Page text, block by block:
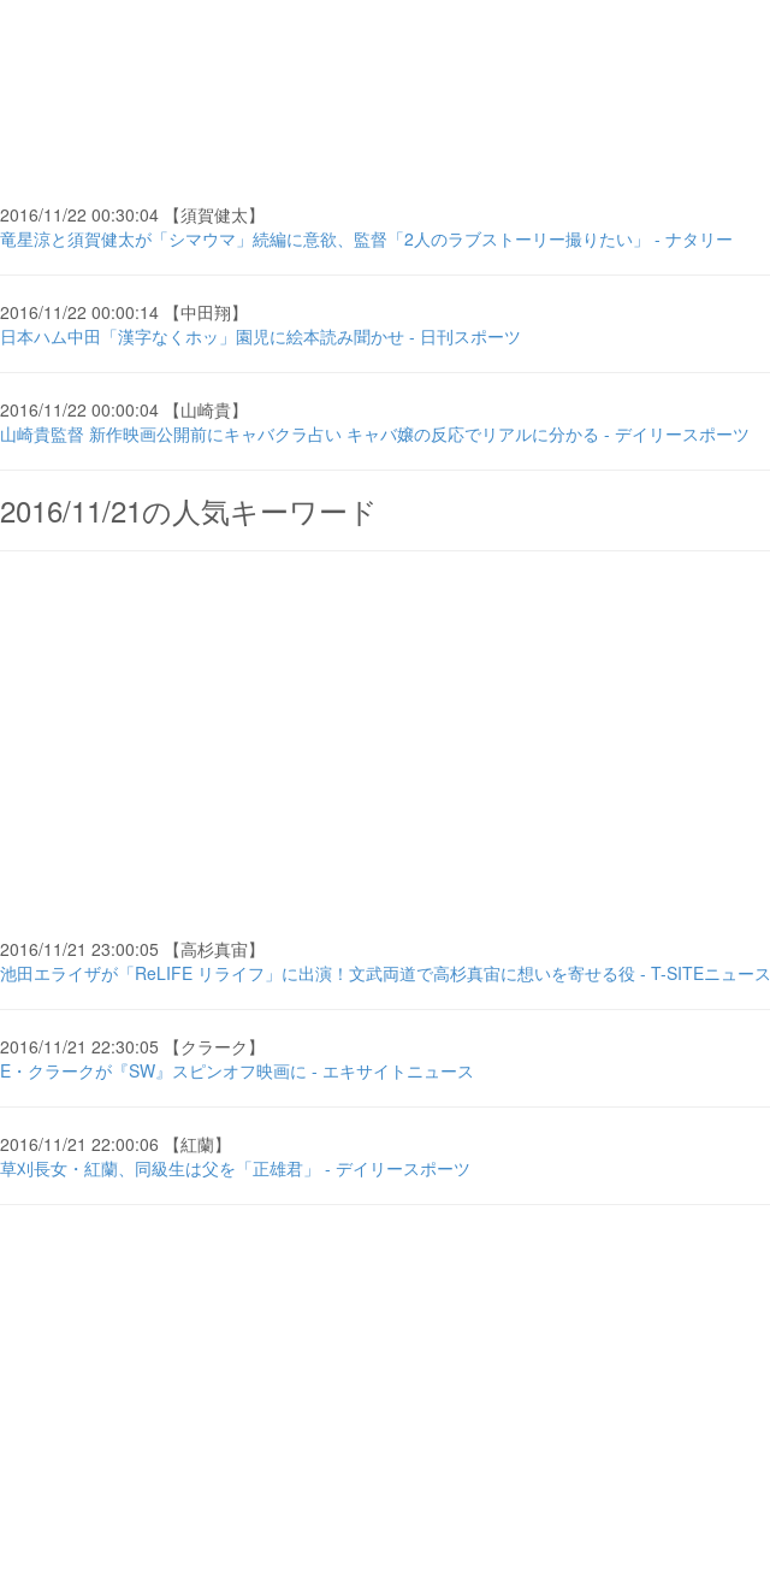
2016/11/22 00:30:04 【須賀健太】
竜星涼と須賀健太が「シマウマ」続編に意欲、監督「2人のラブストーリー撮りたい」 - ナタリー
2016/11/22 00:00:14 【中田翔】
日本ハム中田「漢字なくホッ」園児に絵本読み聞かせ - 日刊スポーツ
2016/11/22 00:00:04 【山崎貴】
山崎貴監督 新作映画公開前にキャバクラ占い キャバ嬢の反応でリアルに分かる - デイリースポーツ
2016/11/21の人気キーワード
2016/11/21 23:00:05 【高杉真宙】
池田エライザが「ReLIFE リライフ」に出演！文武両道で高杉真宙に想いを寄せる役 - T-SITEニュース
2016/11/21 22:30:05 【クラーク】
E・クラークが『SW』スピンオフ映画に - エキサイトニュース
2016/11/21 22:00:06 【紅蘭】
草刈長女・紅蘭、同級生は父を「正雄君」 - デイリースポーツ